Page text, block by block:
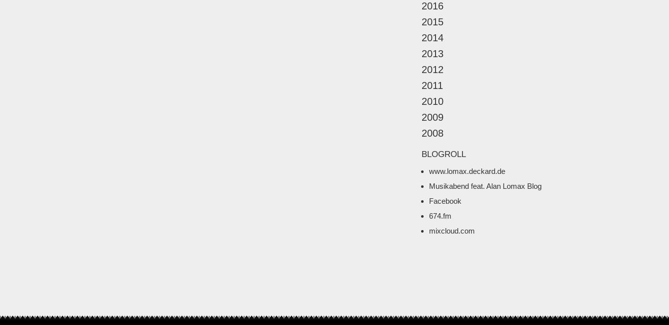
2016
2015
2014
2013
2012
2011
2010
2009
2008
BLOGROLL
www.lomax.deckard.de
Musikabend feat. Alan Lomax Blog
Facebook
674.fm
mixcloud.com